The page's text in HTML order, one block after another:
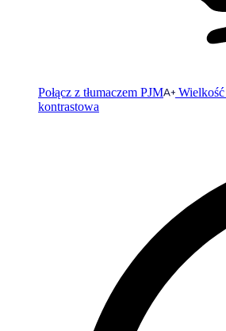
Połącz z tłumaczem PJM
kontrastowa